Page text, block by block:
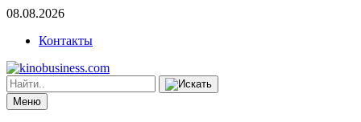
08.08.2026
Контакты
Меню